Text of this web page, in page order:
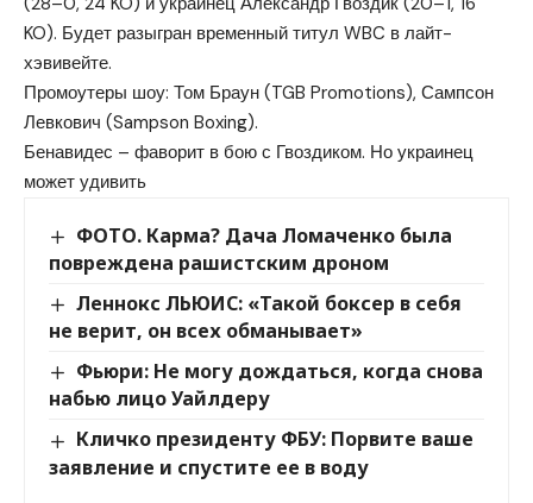
KO). Будет разыгран временный титул WBC в лайт-
хэвивейте.
Промоутеры шоу: Том Браун (TGB Promotions), Сампсон
Левкович (Sampson Boxing).
Бенавидес – фаворит в бою с Гвоздиком. Но украинец
может удивить
ФОТО. Карма? Дача Ломаченко была
повреждена рашистским дроном
Леннокс ЛЬЮИС: «Такой боксер в себя
не верит, он всех обманывает»
Фьюри: Не могу дождаться, когда снова
набью лицо Уайлдеру
Кличко президенту ФБУ: Порвите ваше
заявление и спустите ее в воду